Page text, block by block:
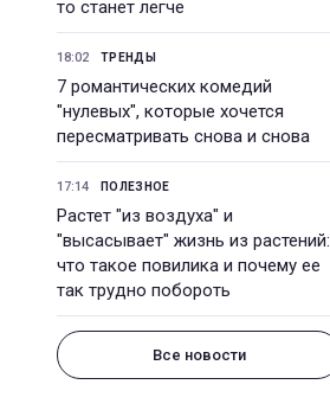
то станет легче
18:02 ТРЕНДЫ
7 романтических комедий
"нулевых", которые хочется
пересматривать снова и снова
17:14 ПОЛЕЗНОЕ
Растет "из воздуха" и
"высасывает" жизнь из растений:
что такое повилика и почему ее
так трудно побороть
Все новости